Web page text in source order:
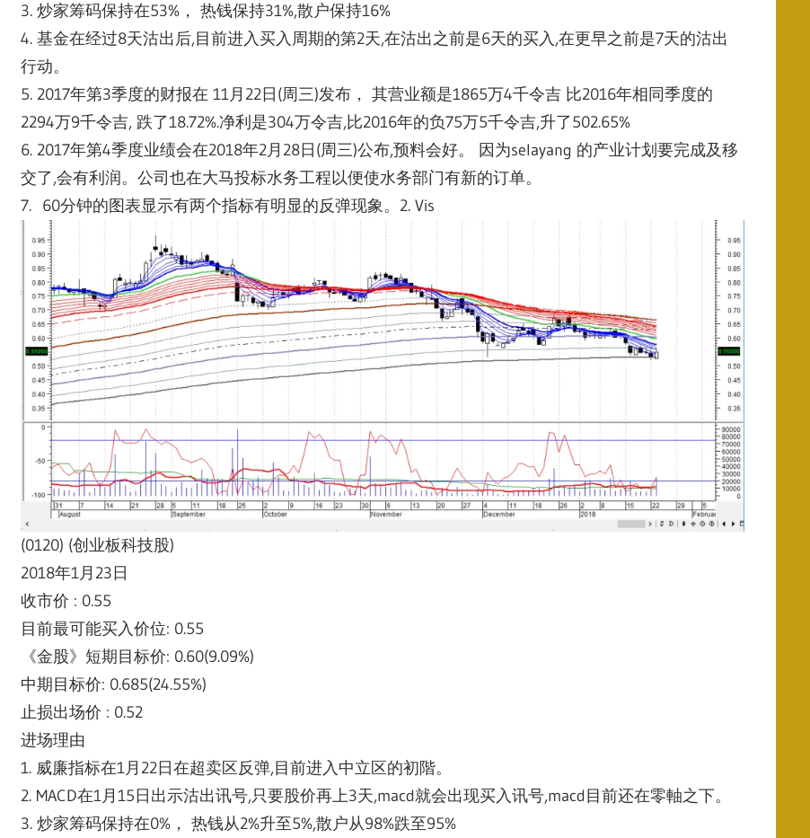
3. 炒家筹码保持在53%， 热钱保持31%,散户保持16%
4. 基金在经过8天沽出后,目前进入买入周期的第2天,在沽出之前是6天的买入,在更早之前是7天的沽出
行动。
5. 2017年第3季度的财报在 11月22日(周三)发布， 其营业额是1865万4千令吉 比2016年相同季度的
2294万9千令吉, 跌了18.72%.净利是304万令吉,比2016年的负75万5千令吉,升了502.65%
6. 2017年第4季度业绩会在2018年2月28日(周三)公布,预料会好。 因为selayang 的产业计划要完成及移
交了,会有利润。公司也在大马投标水务工程以便使水务部门有新的订单。
7. 60分钟的图表显示有两个指标有明显的反弹现象。 2. Vis
(0120) (创业板科技股)
2018年1月23日
收市价 : 0.55
目前最可能买入价位: 0.55
《金股》短期目标价: 0.60(9.09%)
中期目标价: 0.685(24.55%)
止损出场价 : 0.52
进场理由
1. 威廉指标在1月22日在超卖区反弹,目前进入中立区的初階。
2. MACD在1月15日出示沽出讯号,只要股价再上3天,macd就会出现买入讯号,macd目前还在零軸之下。
3. 炒家筹码保持在0%， 热钱从2%升至5%,散户从98%跌至95%